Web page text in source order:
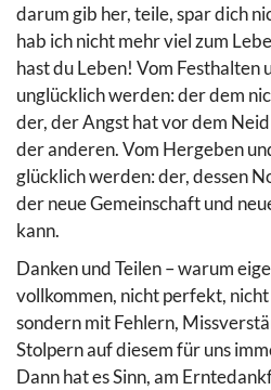
darum gib her, teile, spar dich
hab ich nicht mehr viel zum
hast du Leben! Vom Festhalten
unglücklich werden: der dem
der, der Angst hat vor dem
der anderen. Vom Hergeben
glücklich werden: der, dessen
der neue Gemeinschaft und
kann.
Danken und Teilen – warum
vollkommen, nicht perfekt,
sondern mit Fehlern,
Stolpern auf diesem für uns
Dann hat es Sinn, am